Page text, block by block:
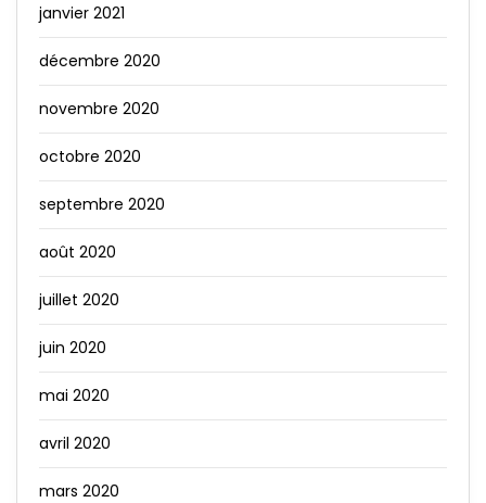
janvier 2021
décembre 2020
novembre 2020
octobre 2020
septembre 2020
août 2020
juillet 2020
juin 2020
mai 2020
avril 2020
mars 2020